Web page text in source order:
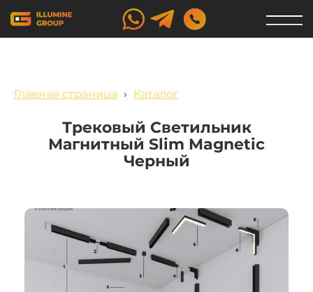
Главная страница › Каталог
Трековый Светильник
Магнитный Slim Magnetic
Черный